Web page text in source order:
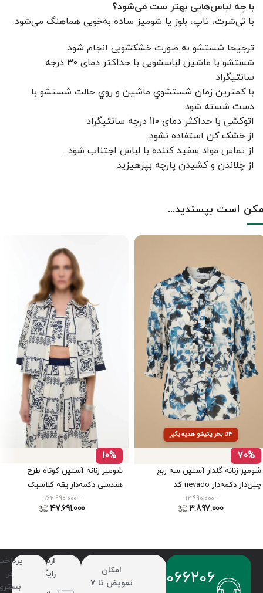
با چه لباس‌هایی بهتر ست می‌شود؟
با تی‌شرت، تاپ، بلوز یا شومیز ساده به‌خوبی هماهنگ می‌شود.
ترجیحا شستشو به صورت خشکشویی انجام شود.
شستشو با ماشین لباسشویی با حداکثر دمای ۳۰ درجه
سانتیگراد
با کمترين زمان شستشوي ماشين و روي حالت شستشو با
دست شسته شود.
اتوکشی با حداکثر دمای 110 درجه سانتیگراد
از خشک کن استفاده نشود.
از تماس مواد سفید کننده با لباس اجتناب شود .
از چلاندن و کشيدن پارچه بپرهيزيد.
است بپسندید...
۴تا بخر یکیشو هدیه بگیر
70%
شومیز زنانه گلدار آستین سه ربع
چین‌دار دکمه‌دار nevado کد
12.990.000
3.897.000
10%
شومیز زنانه آستین کوتاه طرح
هندسی دکمه‌دار یقه کلاسیک
52.990.000
47.691.000
09336066206امکان
تعویض تا 7
ارسال
رایگان
در